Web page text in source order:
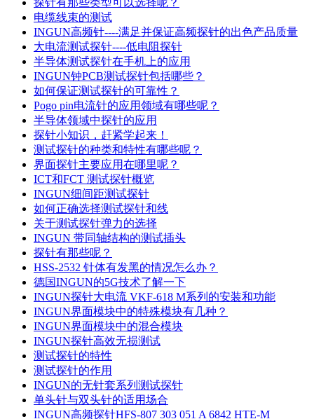
电缆线束的测试
INGUN高频针----满足并保证高频探针的出色产品质量
大电流测试探针----低电阻探针
半导体测试探针在手机上的应用
INGUN钟PCB测试探针包括哪些？
如何保证测试探针的可靠性？
Pogo pin电流针的应用领域有哪些呢？
半导体领域中探针的应用
探针小知识，赶紧学起来！
测试探针的种类和特性有哪些呢？
界面探针主要应用在哪里呢？
ICT和FCT 测试探针概览
INGUN细间距测试探针
如何正确选择测试探针和线
关于测试探针弹力的选择
INGUN 带同轴结构的测试插头
探针有那些呢？
HSS-2532 针体有发黑的情况怎么办？
德国INGUN的5G技术了解一下
INGUN探针大电流 VKF-618 M系列的安装和功能
INGUN界面模块中的特殊模块有几种？
INGUN界面模块中的混合模块
INGUN探针高效无损测试
测试探针的特性
测试探针的作用
INGUN的无针套系列测试探针
单头针与双头针的适用场合
INGUN高频探针HFS-807 303 051 A 6842 HTE-M